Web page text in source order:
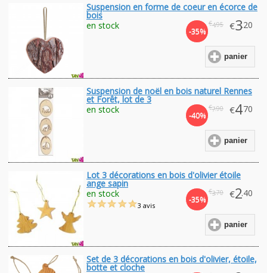
Suspension en forme de coeur en écorce de
bois
-35%
€4.95 €3.20
en stock
panier
Suspension de noël en bois naturel Rennes
et Forêt, lot de 3
-40%
€7.90 €4.70
en stock
panier
Lot 3 décorations en bois d'olivier étoile
ange sapin
-35%
€3.70 €2.40
en stock
panier
3 avis
Set de 3 décorations en bois d'olivier, étoile,
botte et cloche